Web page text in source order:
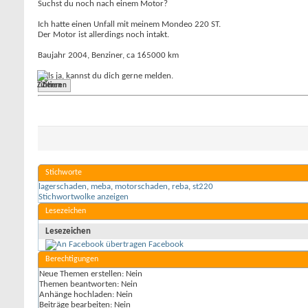
Suchst du noch nach einem Motor?
Ich hatte einen Unfall mit meinem Mondeo 220 ST.
Der Motor ist allerdings noch intakt.
Baujahr 2004, Benziner, ca 165000 km
Falls ja, kannst du dich gerne melden.
Zitieren
Stichworte
lagerschaden, meba, motorschaden, reba, st220
Stichwortwolke anzeigen
Lesezeichen
Lesezeichen
Facebook
Berechtigungen
Neue Themen erstellen: Nein
Themen beantworten: Nein
Anhänge hochladen: Nein
Beiträge bearbeiten: Nein